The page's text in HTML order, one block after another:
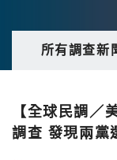
所有調查新
【全球民調／
調查 發現兩黨